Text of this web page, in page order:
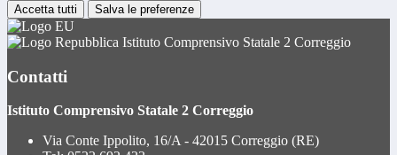
Accetta tutti Salva le preferenze
Istituto Comprensivo Statale 2 Correggio
Contatti
Istituto Comprensivo Statale 2 Correggio
Via Conte Ippolito, 16/A - 42015 Correggio (RE)